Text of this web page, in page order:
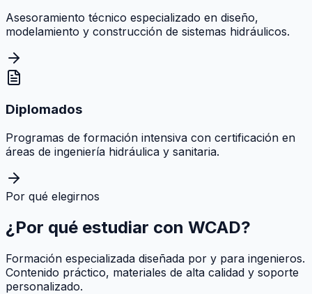
Asesoramiento técnico especializado en diseño,
modelamiento y construcción de sistemas hidráulicos.
Diplomados
Programas de formación intensiva con certificación en
áreas de ingeniería hidráulica y sanitaria.
Por qué elegirnos
¿Por qué estudiar con WCAD?
Formación especializada diseñada por y para ingenieros.
Contenido práctico, materiales de alta calidad y soporte
personalizado.